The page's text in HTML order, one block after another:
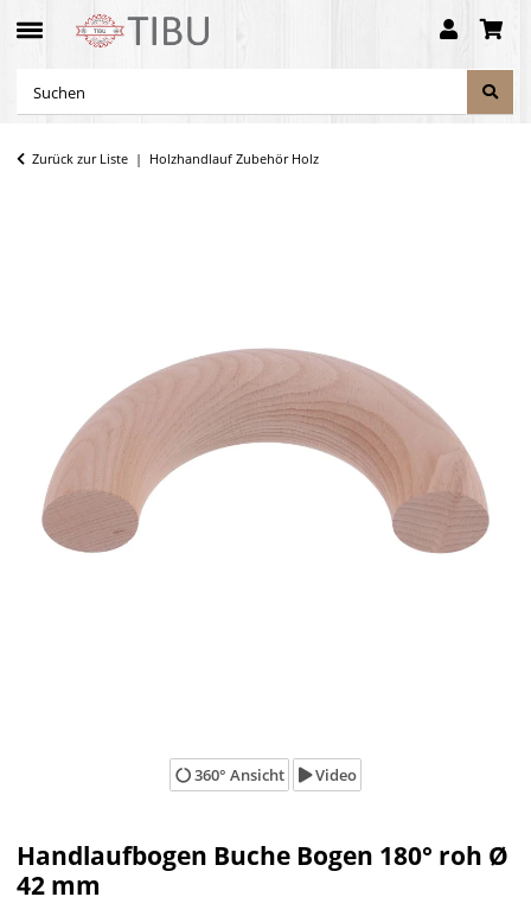
Zurück zur Liste Holzhandlauf Zubehör Holz
360° Ansicht Video
Handlaufbogen Buche Bogen 180° roh Ø
42 mm